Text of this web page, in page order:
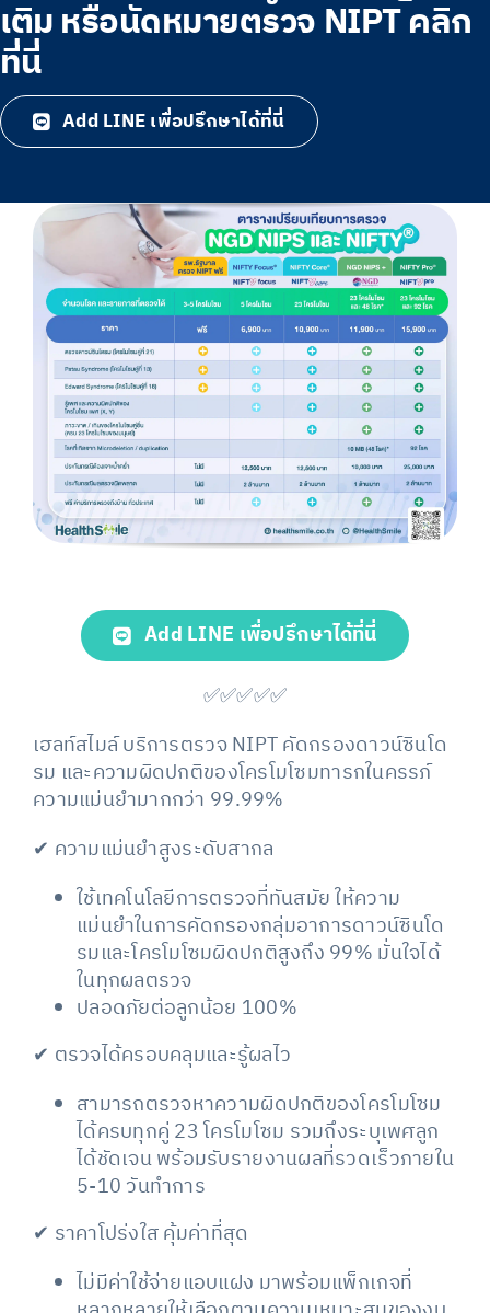
เติม หรือนัดหมายตรวจ NIPT คลิก
ที่นี่
Add LINE เพื่อปรึกษาได้ที่นี่
Add LINE เพื่อปรึกษาได้ที่นี่
✅✅✅✅✅
เฮลท์สไมล์ บริการตรวจ NIPT คัดกรองดาวน์ซินโด
รม และความผิดปกติของโครโมโซมทารกในครรภ์
ความแม่นยำมากกว่า 99.99%
✔ ความแม่นยำสูงระดับสากล
ใช้เทคโนโลยีการตรวจที่ทันสมัย ให้ความ
แม่นยำในการคัดกรองกลุ่มอาการดาวน์ซินโด
รมและโครโมโซมผิดปกติสูงถึง 99% มั่นใจได้
ในทุกผลตรวจ
ปลอดภัยต่อลูกน้อย 100%
✔ ตรวจได้ครอบคลุมและรู้ผลไว
สามารถตรวจหาความผิดปกติของโครโมโซม
ได้ครบทุกคู่ 23 โครโมโซม รวมถึงระบุเพศลูก
ได้ชัดเจน พร้อมรับรายงานผลที่รวดเร็วภายใน
5-10 วันทำการ
✔ ราคาโปร่งใส คุ้มค่าที่สุด
ไม่มีค่าใช้จ่ายแอบแฝง มาพร้อมแพ็กเกจที่